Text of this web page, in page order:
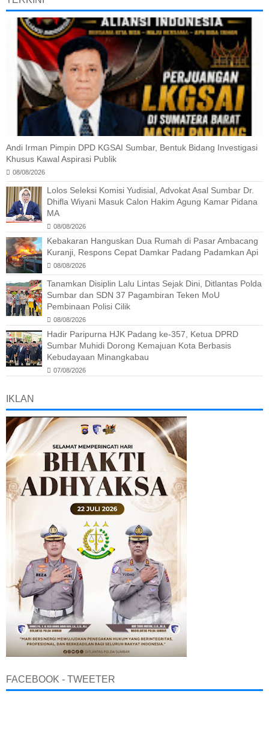
Andi Irman Pimpin DPD KGSAI Sumbar, Bentuk Bidang Investigasi
Khusus Kawal Aspirasi Publik
08/08/2026
Lolos Seleksi Komisi Yudisial, Advokat Asal Sumbar Dr.
Dhifla Wiyani Masuk Calon Hakim Agung Kamar Pidana
MA
08/08/2026
Kebakaran Hanguskan Dua Rumah di Pasar Ambacang
Kuranji, Respons Cepat Damkar Padang Padamkan Api
08/08/2026
Tanamkan Disiplin Lalu Lintas Sejak Dini, Ditlantas Polda
Sumbar dan SDN 37 Pagambiran Teken MoU
Pembinaan Polisi Cilik
08/08/2026
Hadir Paripurna HJK Padang ke-357, Ketua DPRD
Sumbar Muhidi Dorong Kemajuan Kota Berbasis
Kebudayaan Minangkabau
07/08/2026
IKLAN
FACEBOOK - TWEETER